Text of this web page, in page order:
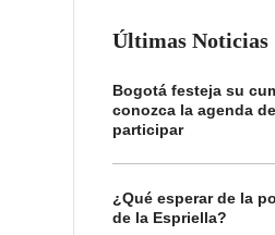
Últimas Noticias
Bogotá festeja su
conozca la agenda
participar
¿Qué esperar de la
de la Espriella?